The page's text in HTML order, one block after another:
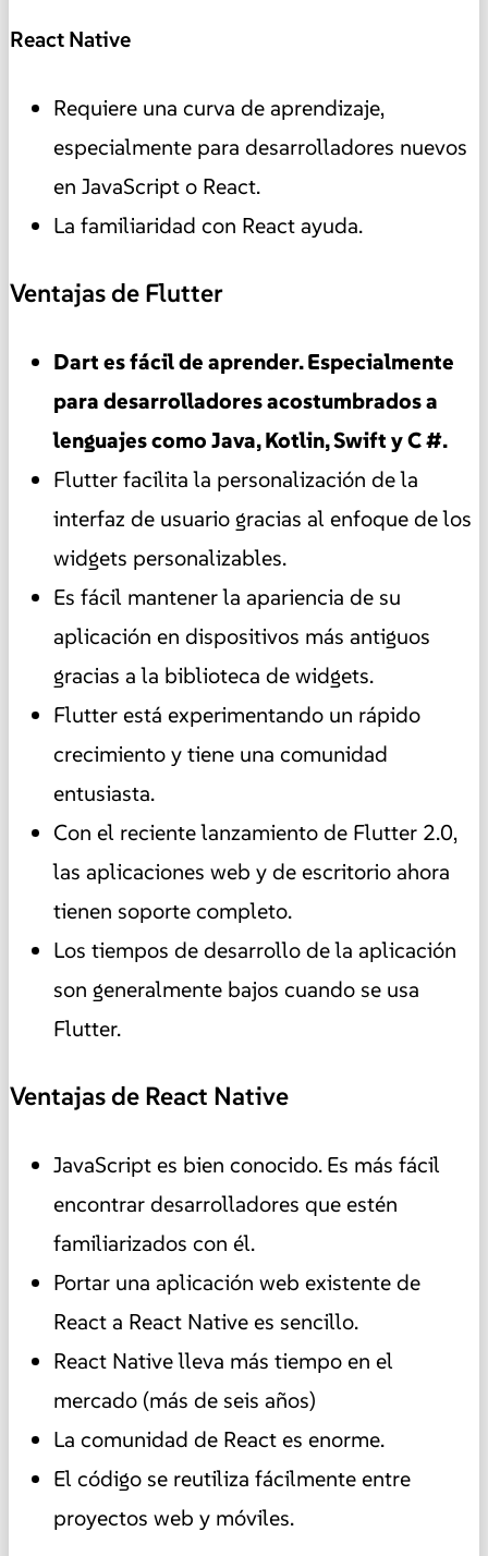
React Native
Requiere una curva de aprendizaje,
especialmente para desarrolladores nuevos
en JavaScript o React.
La familiaridad con React ayuda.
Ventajas de Flutter
Dart es fácil de aprender. Especialmente
para desarrolladores acostumbrados a
lenguajes como Java, Kotlin, Swift y C #.
Flutter facilita la personalización de la
interfaz de usuario gracias al enfoque de los
widgets personalizables.
Es fácil mantener la apariencia de su
aplicación en dispositivos más antiguos
gracias a la biblioteca de widgets.
Flutter está experimentando un rápido
crecimiento y tiene una comunidad
entusiasta.
Con el reciente lanzamiento de Flutter 2.0,
las aplicaciones web y de escritorio ahora
tienen soporte completo.
Los tiempos de desarrollo de la aplicación
son generalmente bajos cuando se usa
Flutter.
Ventajas de React Native
JavaScript es bien conocido. Es más fácil
encontrar desarrolladores que estén
familiarizados con él.
Portar una aplicación web existente de
React a React Native es sencillo.
React Native lleva más tiempo en el
mercado (más de seis años)
La comunidad de React es enorme.
El código se reutiliza fácilmente entre
proyectos web y móviles.